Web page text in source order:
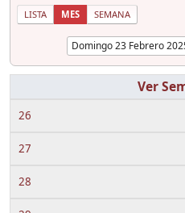
LISTA MES SEMANA
26
27
28